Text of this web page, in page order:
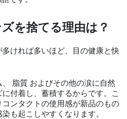
を捨てる理由は？
ければ多いほど、目の健康と快
脂質 およびその他の涙に自然
付着し、蓄積するからです。こ
ンタクトの使用感が新品のもの
も起こしやすくなります。